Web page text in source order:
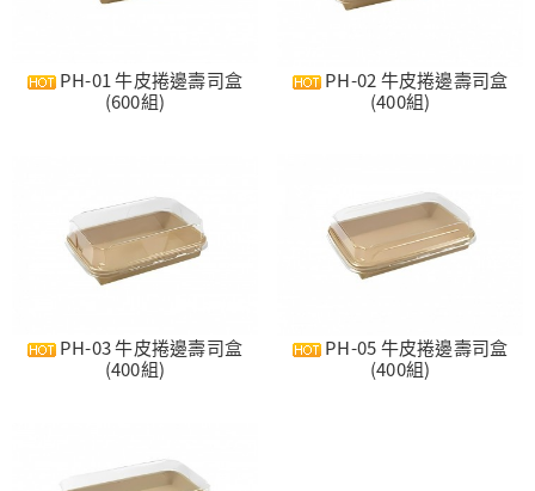
PH-01 牛皮捲邊壽司盒
(600組)
PH-02 牛皮捲邊壽司盒
(400組)
PH-03 牛皮捲邊壽司盒
(400組)
PH-05 牛皮捲邊壽司盒
(400組)